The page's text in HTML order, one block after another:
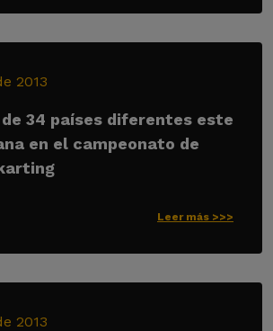
2013
34 países diferentes este
en el campeonato de
Leer más >>>
2013